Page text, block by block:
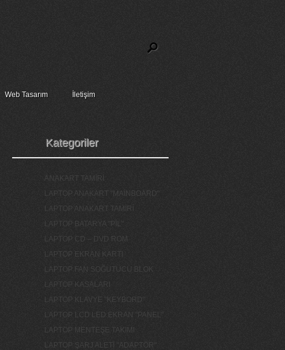
Web Tasarım İletişim
Kategoriler
ANAKART TAMİRİ
LAPTOP ANAKART "MAİNBOARD"
LAPTOP ANAKART TAMİRİ
LAPTOP BATARYA "PİL"
LAPTOP CD – DVD ROM
LAPTOP EKRAN KARTI
LAPTOP FAN SOĞUTUCU BLOK
LAPTOP KASALARI
LAPTOP KLAVYE "KEYBORD"
LAPTOP LCD LED EKRAN "PANEL"
LAPTOP MENTEŞE TAKIMI
LAPTOP ŞARJ ALETİ "ADAPTÖR"